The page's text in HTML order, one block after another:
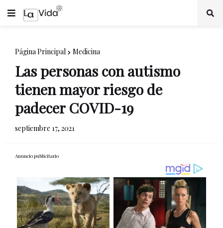
Página Principal Medicina
Las personas con autismo
tienen mayor riesgo de
padecer COVID-19
septiembre 17, 2021
Anuncio publicitario